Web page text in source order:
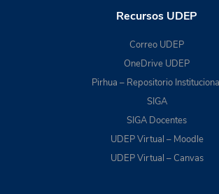
Recursos UDEP
Correo UDEP
OneDrive UDEP
Pirhua – Repositorio
SIGA
SIGA Docentes
UDEP Virtual – Moodle
UDEP Virtual – Canvas